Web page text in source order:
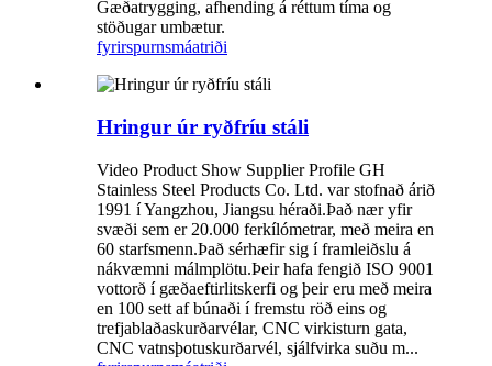
Gæðatrygging, afhending á réttum tíma og
stöðugar umbætur.
fyrirspurnsmáatriði
Hringur úr ryðfríu stáli
Video Product Show Supplier Profile GH
Stainless Steel Products Co. Ltd. var stofnað árið
1991 í Yangzhou, Jiangsu héraði.Það nær yfir
svæði sem er 20.000 ferkílómetrar, með meira en
60 starfsmenn.Það sérhæfir sig í framleiðslu á
nákvæmni málmplötu.Þeir hafa fengið ISO 9001
vottorð í gæðaeftirlitskerfi og þeir eru með meira
en 100 sett af búnaði í fremstu röð eins og
trefjablaðaskurðarvélar, CNC virkisturn gata,
CNC vatnsþotuskurðarvél, sjálfvirka suðu m...